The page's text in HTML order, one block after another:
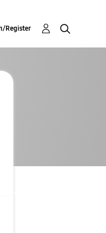
Register